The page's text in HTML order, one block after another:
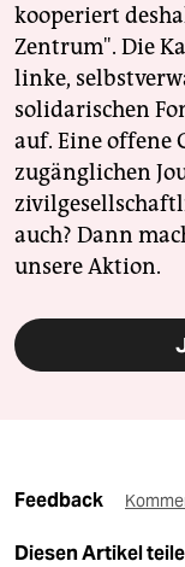
kooperiert
Zentrum". Die
linke,
solidarischen
auf. Eine offene
zugänglichen
auch? Dann
unsere Aktion.
Feedback
Diesen Artikel